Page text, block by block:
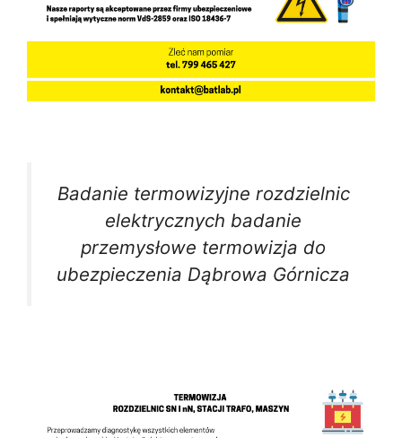
Badanie termowizyjne rozdzielnic
elektrycznych badanie
przemysłowe termowizja do
ubezpieczenia Dąbrowa Górnicza